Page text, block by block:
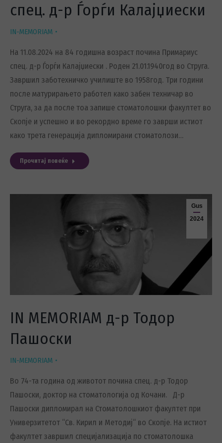
спец. д-р Ѓорѓи Калајџиески
IN-MEMORIAM
На 11.08.2024 на 84 годишна возраст почина Примариус
спец. д-р Ѓорѓи Калајџиески . Роден 21.01.1940год во Струга.
Завршил заботехничко училиште во 1958год. Три години
после матурирањето работел како забен техничар во
Струга, за да после тоа запише стоматолошки факултет во
Скопје и успешно и во рекордно време го заврши истиот
како трета генерација дипломирани стоматолози…
Прочитај повеќе
Gus
2024
IN MEMORIAM д-р Тодор
Пашоски
IN-MEMORIAM
Во 74-та година од животот почина спец. д-р Тодор
Пашоски, доктор на стоматологија од Кочани. Д-р
Пашоски дипломирал на Стоматолошкиот факултет при
Универзитетот “Св. Кирил и Методиј“ во Скопје. На истиот
факултет завршил специјализација по стоматолошка